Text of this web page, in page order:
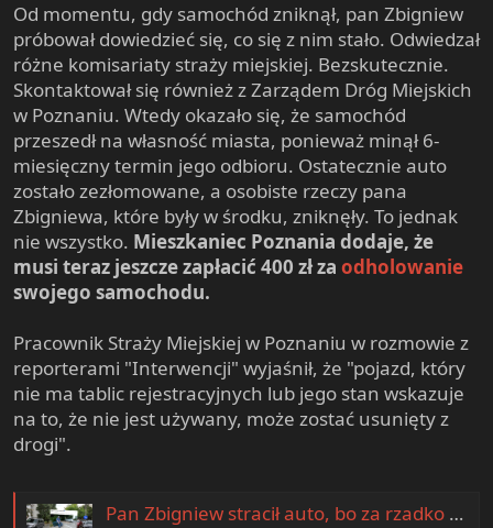
Od momentu, gdy samochód zniknął, pan Zbigniew
próbował dowiedzieć się, co się z nim stało. Odwiedzał
różne komisariaty straży miejskiej. Bezskutecznie.
Skontaktował się również z Zarządem Dróg Miejskich
w Poznaniu. Wtedy okazało się, że samochód
przeszedł na własność miasta, ponieważ minął 6-
miesięczny termin jego odbioru. Ostatecznie auto
zostało zezłomowane, a osobiste rzeczy pana
Zbigniewa, które były w środku, zniknęły. To jednak
nie wszystko. Mieszkaniec Poznania dodaje, że
musi teraz jeszcze zapłacić 400 zł za odholowanie
swojego samochodu.
Pracownik Straży Miejskiej w Poznaniu w rozmowie z
reporterami "Interwencji" wyjaśnił, że "pojazd, który
nie ma tablic rejestracyjnych lub jego stan wskazuje
na to, że nie jest używany, może zostać usunięty z
drogi".
Pan Zbigniew stracił auto, bo za rzadko go używał. Kuriozum na parkingu